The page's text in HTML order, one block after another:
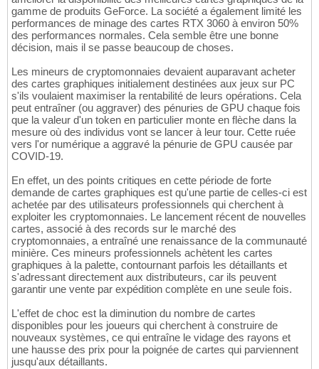
gamme de produits GeForce. La société a également limité les
performances de minage des cartes RTX 3060 à environ 50%
des performances normales. Cela semble être une bonne
décision, mais il se passe beaucoup de choses.
Les mineurs de cryptomonnaies devaient auparavant acheter
des cartes graphiques initialement destinées aux jeux sur PC
s'ils voulaient maximiser la rentabilité de leurs opérations. Cela
peut entraîner (ou aggraver) des pénuries de GPU chaque fois
que la valeur d'un token en particulier monte en flèche dans la
mesure où des individus vont se lancer à leur tour. Cette ruée
vers l'or numérique a aggravé la pénurie de GPU causée par
COVID-19.
En effet, un des points critiques en cette période de forte
demande de cartes graphiques est qu'une partie de celles-ci est
achetée par des utilisateurs professionnels qui cherchent à
exploiter les cryptomonnaies. Le lancement récent de nouvelles
cartes, associé à des records sur le marché des
cryptomonnaies, a entraîné une renaissance de la communauté
minière. Ces mineurs professionnels achètent les cartes
graphiques à la palette, contournant parfois les détaillants et
s'adressant directement aux distributeurs, car ils peuvent
garantir une vente par expédition complète en une seule fois.
L'effet de choc est la diminution du nombre de cartes
disponibles pour les joueurs qui cherchent à construire de
nouveaux systèmes, ce qui entraîne le vidage des rayons et
une hausse des prix pour la poignée de cartes qui parviennent
jusqu'aux détaillants.